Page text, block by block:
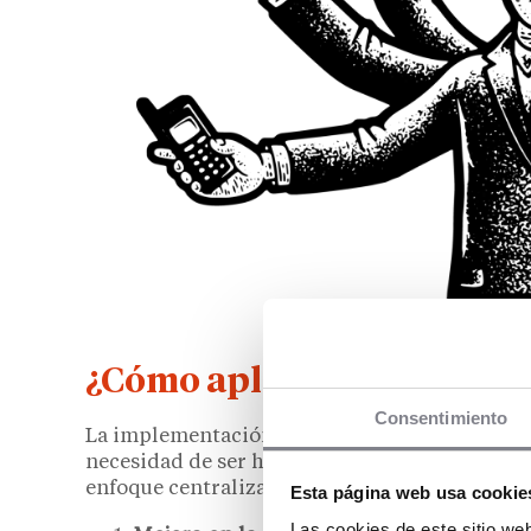
Consentimiento
Esta página web usa
¿Cómo aplicar la
La implementación de la IA en las
necesidad de ser herramientas comunes y
enfoque centralizado y homogéneo. Pero,